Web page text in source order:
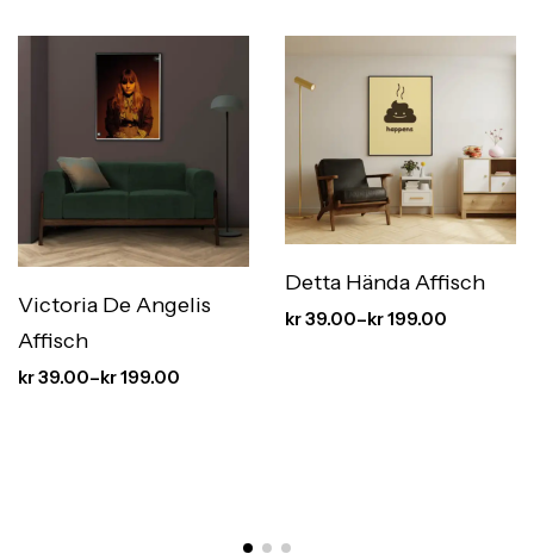
Victoria De Angelis
Affisch
kr39.00–kr199.00
Detta Hända Affisch
kr39.00–kr199.00